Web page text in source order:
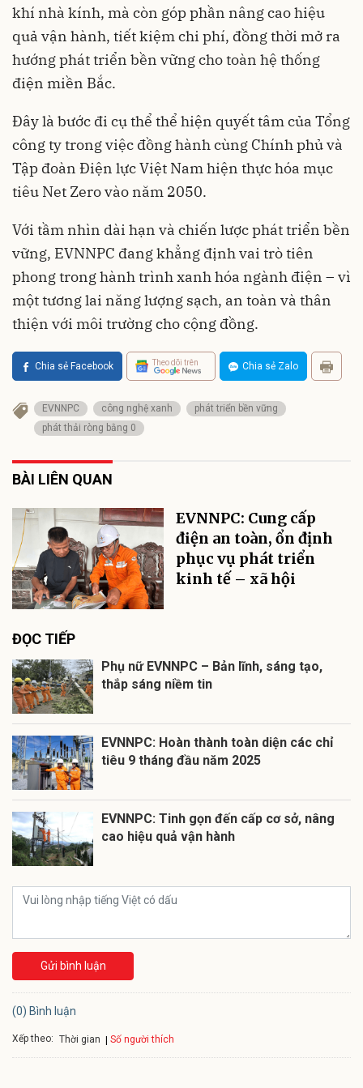
khí nhà kính, mà còn góp phần nâng cao hiệu
quả vận hành, tiết kiệm chi phí, đồng thời mở ra
hướng phát triển bền vững cho toàn hệ thống
điện miền Bắc.
Đây là bước đi cụ thể thể hiện quyết tâm của Tổng
công ty trong việc đồng hành cùng Chính phủ và
Tập đoàn Điện lực Việt Nam hiện thực hóa mục
tiêu Net Zero vào năm 2050.
Với tầm nhìn dài hạn và chiến lược phát triển bền
vững, EVNNPC đang khẳng định vai trò tiên
phong trong hành trình xanh hóa ngành điện – vì
một tương lai năng lượng sạch, an toàn và thân
thiện với môi trường cho cộng đồng.
Chia sẻ Facebook Theo dõi trên Chia sẻ Zalo
EVNNPC công nghệ xanh
phát triển bền vững
phát thải ròng bằng 0
BÀI LIÊN QUAN
EVNNPC: Cung cấp
điện an toàn, ổn định
phục vụ phát triển
kinh tế – xã hội
ĐỌC TIẾP
Phụ nữ EVNNPC – Bản lĩnh, sáng tạo,
thắp sáng niềm tin
EVNNPC: Hoàn thành toàn diện các chỉ
tiêu 9 tháng đầu năm 2025
EVNNPC: Tinh gọn đến cấp cơ sở, nâng
cao hiệu quả vận hành
Gửi bình luận
(0) Bình luận
Xếp theo: Thời gian Số người thích